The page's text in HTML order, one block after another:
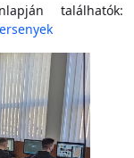
találhatók: